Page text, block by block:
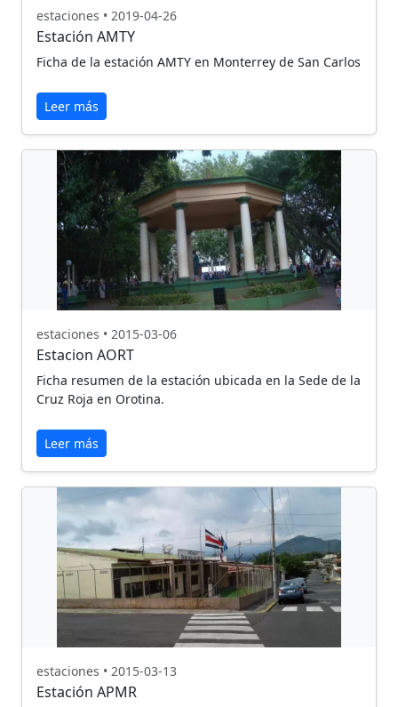
estaciones • 2019-04-26
Estación AMTY
Ficha de la estación AMTY en Monterrey de San Carlos
Leer más
estaciones • 2015-03-06
Estacion AORT
Ficha resumen de la estación ubicada en la Sede de la
Cruz Roja en Orotina.
Leer más
estaciones • 2015-03-13
Estación APMR